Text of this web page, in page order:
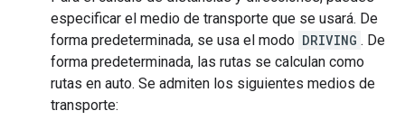
especificar el medio de transporte que se usará. De
forma predeterminada, se usa el modo DRIVING . De
forma predeterminada, las rutas se calculan como
rutas en auto. Se admiten los siguientes medios de
transporte: